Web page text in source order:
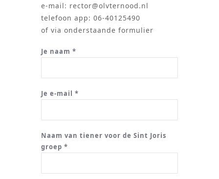
e-mail: rector@olvternood.nl
telefoon app: 06-40125490
of via onderstaande formulier
Je naam *
Je e-mail *
Naam van tiener voor de Sint Joris
groep *